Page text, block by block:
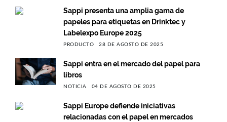
Sappi presenta una amplia gama de
papeles para etiquetas en Drinktec y
Labelexpo Europe 2025
PRODUCTO 28 DE AGOSTO DE 2025
Sappi entra en el mercado del papel para
libros
NOTICIA 04 DE AGOSTO DE 2025
Sappi Europe defiende iniciativas
relacionadas con el papel en mercados